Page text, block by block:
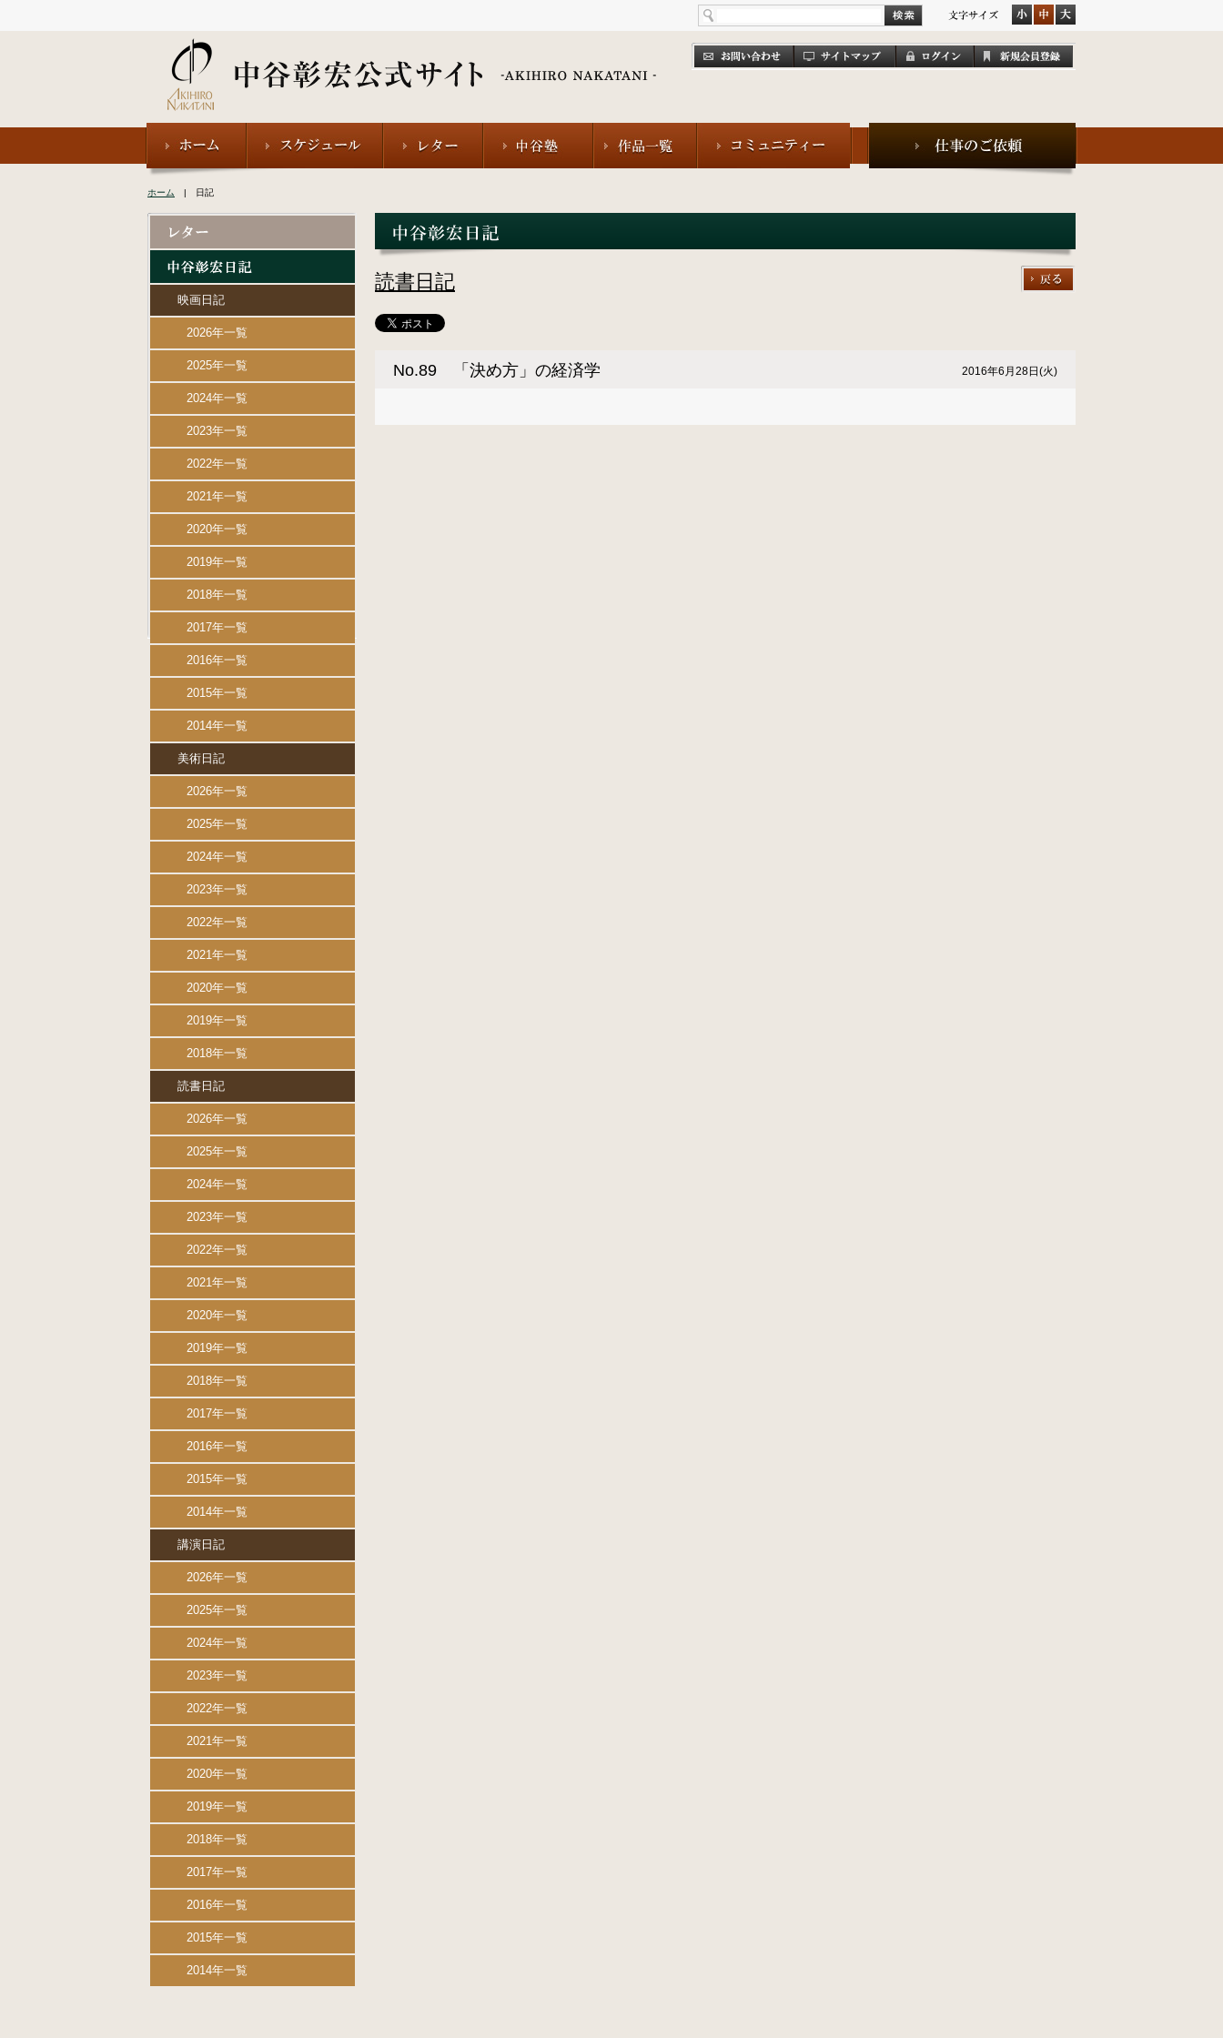
ホーム | 日記
読書日記
No.89 「決め方」の経済学 2016年6月28日(火)
映画日記
2026年一覧
2025年一覧
2024年一覧
2023年一覧
2022年一覧
2021年一覧
2020年一覧
2019年一覧
2018年一覧
2017年一覧
2016年一覧
2015年一覧
2014年一覧
美術日記
2026年一覧
2025年一覧
2024年一覧
2023年一覧
2022年一覧
2021年一覧
2020年一覧
2019年一覧
2018年一覧
読書日記
2026年一覧
2025年一覧
2024年一覧
2023年一覧
2022年一覧
2021年一覧
2020年一覧
2019年一覧
2018年一覧
2017年一覧
2016年一覧
2015年一覧
2014年一覧
講演日記
2026年一覧
2025年一覧
2024年一覧
2023年一覧
2022年一覧
2021年一覧
2020年一覧
2019年一覧
2018年一覧
2017年一覧
2016年一覧
2015年一覧
2014年一覧